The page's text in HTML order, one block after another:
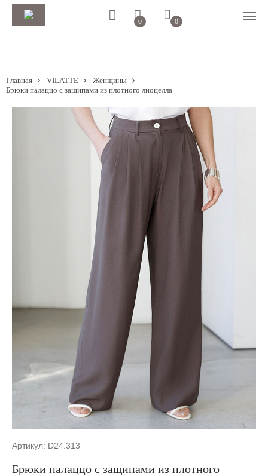
0 0
Главная VILATTE
Женщины
Брюки палаццо с защипами из плотного лиоцелла
Артикул: D24.313
Брюки палаццо с защипами из плотного